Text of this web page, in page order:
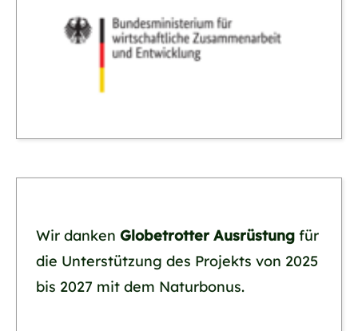
Wir danken Globetrotter Ausrüstung für
die Unterstützung des Projekts von 2025
bis 2027 mit dem Naturbonus.